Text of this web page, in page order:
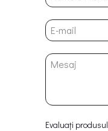
Evaluați produsul